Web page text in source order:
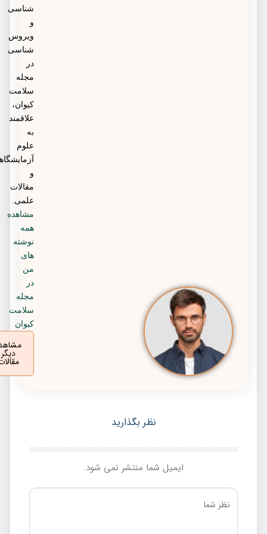
شناسی
ویروس
شناسی
سلامت
کیوان،
علاقمند
آزمایشگاهی
مقالات
علمی.
مشاهده
نوشته
سلامت
کیوان
مشاهده
مقالات
نظر بگذارید
ایمیل شما منتشر نمی شود.